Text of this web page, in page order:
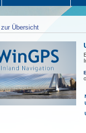
Übersicht